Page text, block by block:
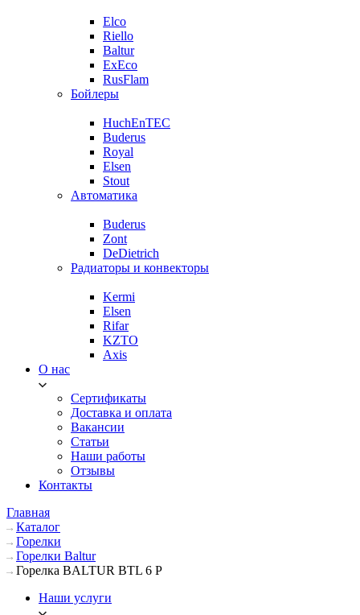
Elco
Riello
Baltur
ExEco
RusFlam
Бойлеры
HuchEnTEC
Buderus
Royal
Elsen
Stout
Автоматика
Buderus
Zont
DeDietrich
Радиаторы и конвекторы
Kermi
Elsen
Rifar
KZTO
Axis
О нас
Сертификаты
Доставка и оплата
Вакансии
Статьи
Наши работы
Отзывы
Контакты
Главная
Каталог
Горелки
Горелки Baltur
Горелка BALTUR BTL 6 P
Наши услуги